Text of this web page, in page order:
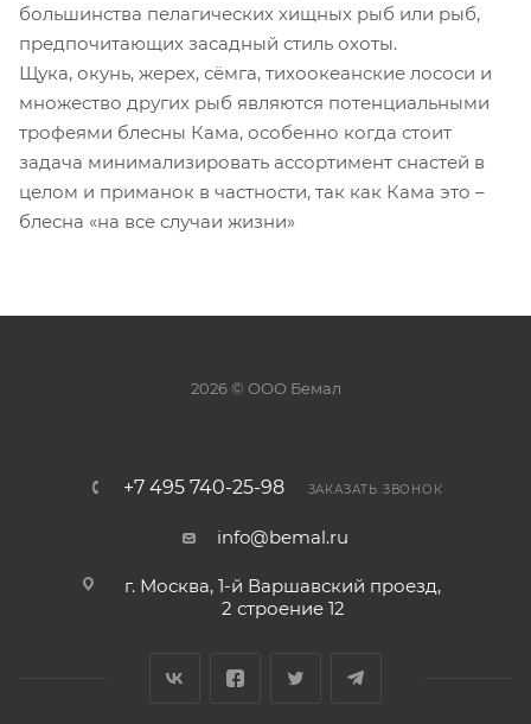
большинства пелагических хищных рыб или рыб,
предпочитающих засадный стиль охоты.
Щука, окунь, жерех, сёмга, тихоокеанские лососи и
множество других рыб являются потенциальными
трофеями блесны Кама, особенно когда стоит
задача минимализировать ассортимент снастей в
целом и приманок в частности, так как Кама это –
блесна «на все случаи жизни»
2026 © ООО Бемал
+7 495 740-25-98 ЗАКАЗАТЬ ЗВОНОК
info@bemal.ru
г. Москва, 1-й Варшавский проезд,
2 строение 12